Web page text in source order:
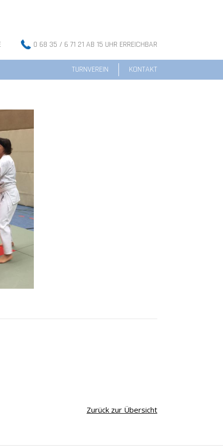
0 68 35 / 6 71 21 AB 15 UHR ERREICHBAR
TURNVEREIN KONTAKT
Zurück zur Übersicht